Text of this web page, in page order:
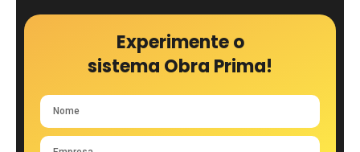
Experimente o
sistema Obra Prima!